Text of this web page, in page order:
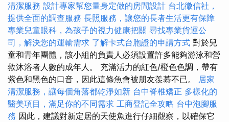
清潔服務 設計專家幫您量身定做的房間設計 台北徵信社，
提供全面的調查服務 長照服務，讓您的長者生活更有保障
專業兒童眼科，為孩子的視力健康把關 尋找專業貨運公
司，解決您的運輸需求 了解卡式台胞證的申請方式 對於兒
童和青年團體，該小組的負責人必須設置許多能夠游泳和營
救沐浴者人數的成年人。 充滿活力的紅色/橙色色調，帶有
紫色和黑色的口音，因此這條魚會被朋友羨慕不已。 居家
清潔服務，讓每個角落都乾淨如新 台中脊椎矯正 多樣化的
醫美項目，滿足你的不同需求 工商登記全攻略 台中泡腳服
務 因此，建議對新定居的天使魚進行仔細觀察，以確保它